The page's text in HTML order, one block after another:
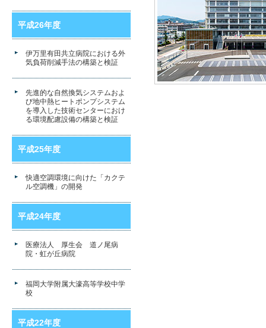
平成26年度
伊万里有田共立病院における外
気負荷削減手法の構築と検証
先進的な自然換気システムおよ
び地中熱ヒートポンプシステム
を導入した技術センターにおけ
る環境配慮設備の構築と検証
平成25年度
快適空調環境に向けた「カクテ
ル空調機」の開発
平成24年度
医療法人 厚生会 道ノ尾病
院・虹が丘病院
福岡大学附属大濠高等学校中学
校
平成22年度